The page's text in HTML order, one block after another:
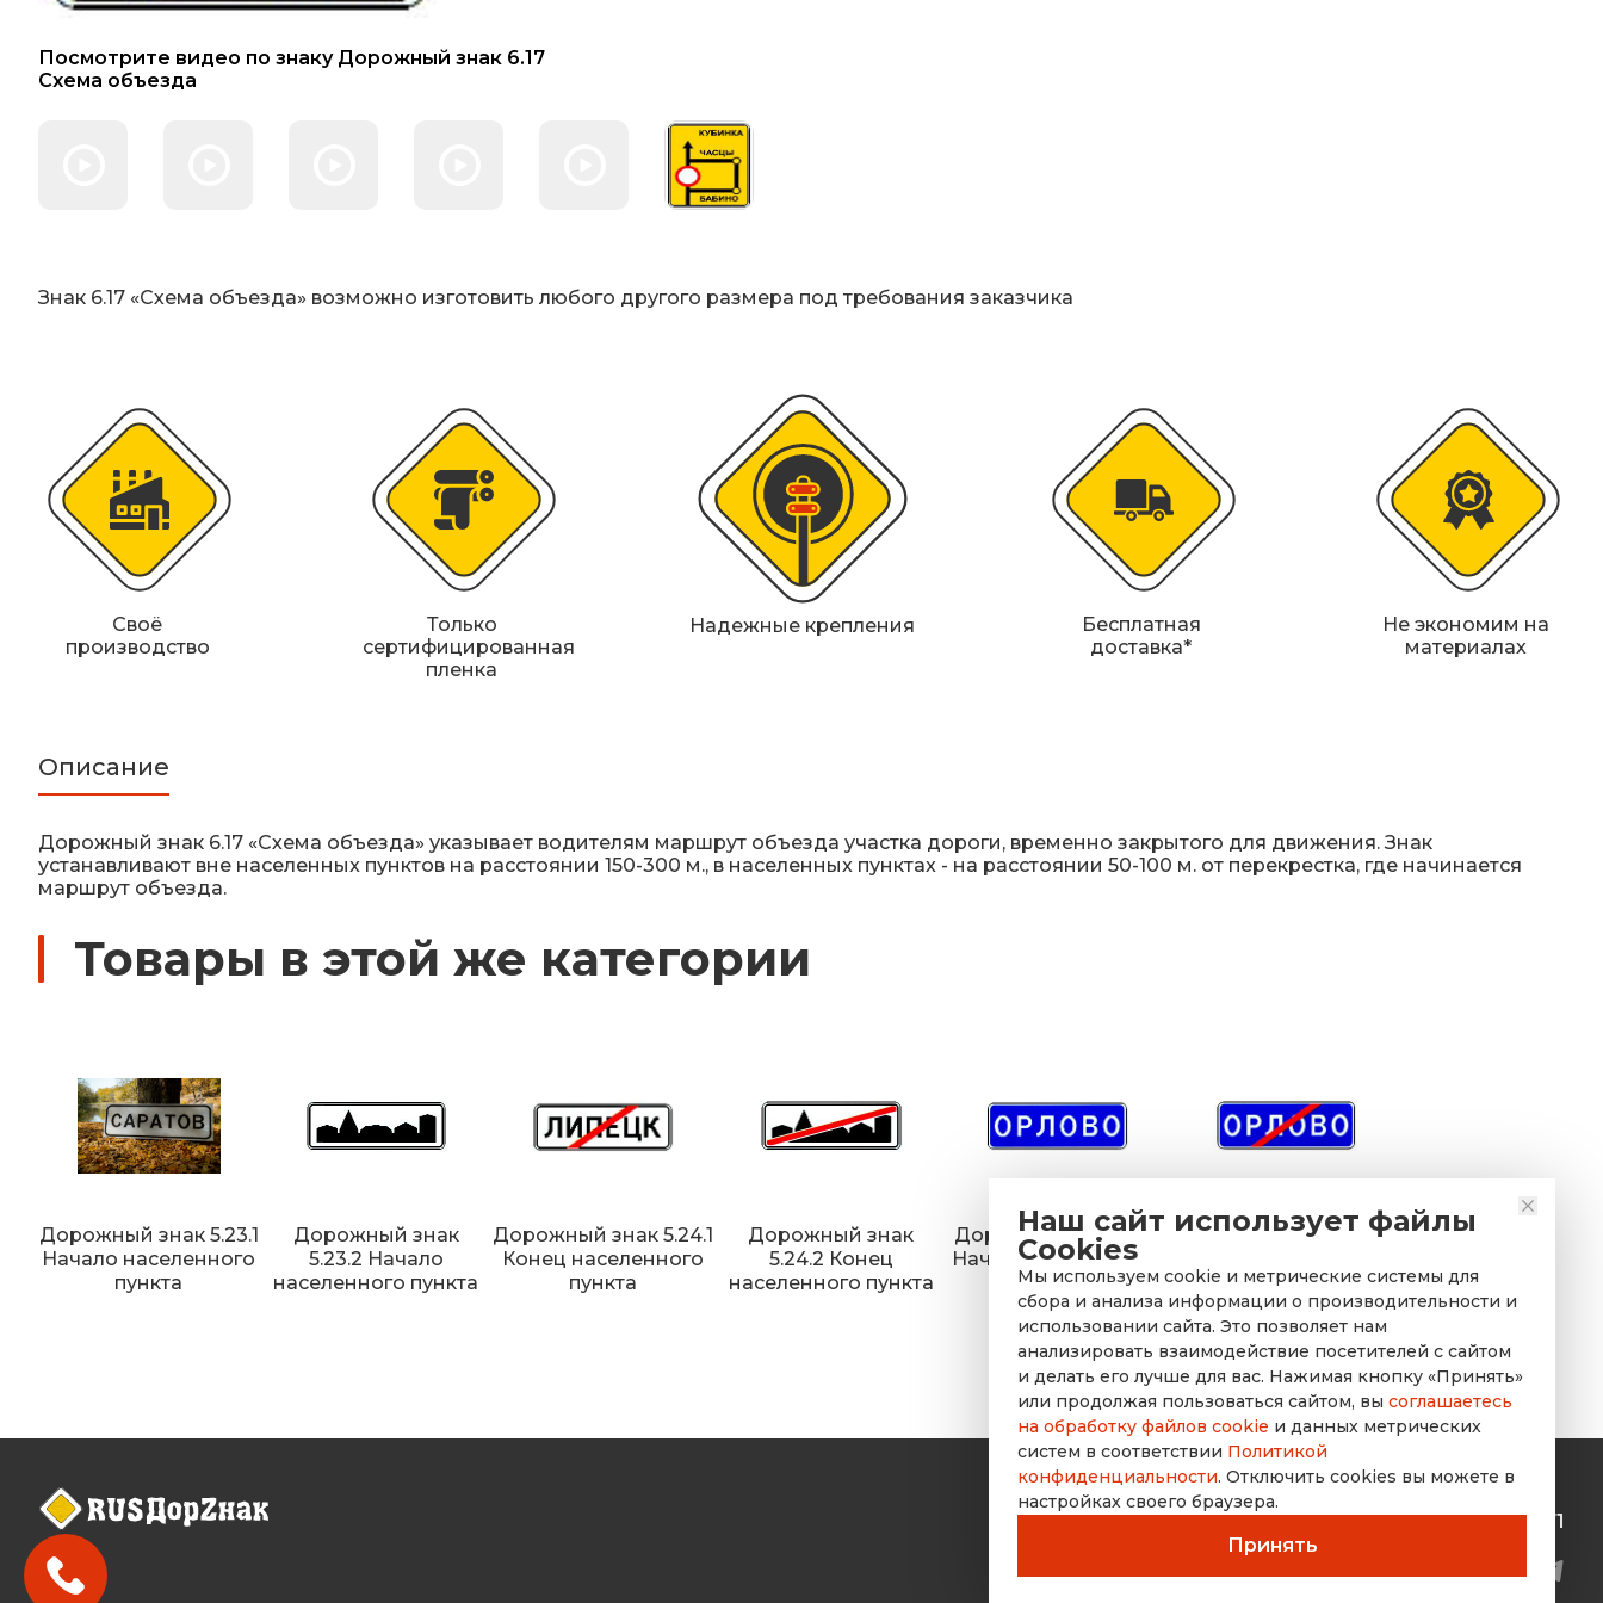
Наш сайт использует файлы
Cookies
Мы используем cookie и метрические системы для
сбора и анализа информации о производительности и
использовании сайта. Это позволяет нам
анализировать взаимодействие посетителей с сайтом
и делать его лучше для вас. Нажимая кнопку «Принять»
или продолжая пользоваться сайтом, вы соглашаетесь
на обработку файлов cookie и данных метрических
систем в соответствии Политикой
конфиденциальности. Отключить cookies вы можете в
настройках своего браузера.
Принять
Сферические дорожные зеркала
Знаки магистральных газопроводов Дорожное оборудование
Посмотрите видео по знаку Дорожный знак 6.17
Схема объезда
Знак 6.17 «Схема объезда» возможно изготовить любого другого размера под требования заказчика
Своё
производство
Только
сертифицированная
пленка
Надежные крепления
Бесплатная
доставка*
Не экономим на
материалах
Описание
Дорожный знак 6.17 «Схема объезда» указывает водителям мapшpут oбъeздa учacткa дopoги, вpeмeннo зaкpытoгo для движeния. Знaк
уcтaнaвливaют внe нaceлeнныx пунктoв нa paccтoянии 150-300 м., в нaceлeнныx пунктax - нa paccтoянии 50-100 м. oт пepeкpecткa, гдe нaчинaeтcя
мapшpут oбъeздa.
Товары в этой же категории
Дорожный знак 5.23.1
Начало населенного
пункта
Дорожный знак
5.23.2 Начало
населенного пункта
Дорожный знак 5.24.1
Конец населенного
пункта
Дорожный знак
5.24.2 Конец
населенного пункта
Дорожный знак 5.25
Начало населенного
пункта
Дорожный знак 5.26
пункта
rusdorznak@mail.ru +7 (8452) 53-70-71